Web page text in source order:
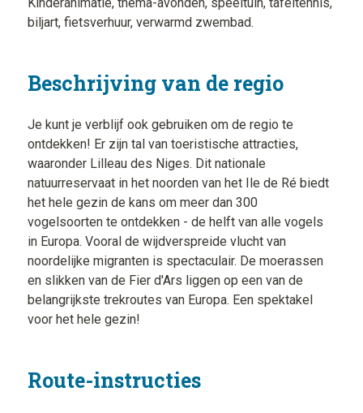
biljart, fietsverhuur, verwarmd zwembad.
Beschrijving van de regio
Je kunt je verblijf ook gebruiken om de regio te
ontdekken! Er zijn tal van toeristische attracties,
waaronder Lilleau des Niges. Dit nationale
natuurreservaat in het noorden van het Ile de Ré biedt
het hele gezin de kans om meer dan 300
vogelsoorten te ontdekken - de helft van alle vogels
in Europa. Vooral de wijdverspreide vlucht van
noordelijke migranten is spectaculair. De moerassen
en slikken van de Fier d'Ars liggen op een van de
belangrijkste trekroutes van Europa. Een spektakel
voor het hele gezin!
Route-instructies